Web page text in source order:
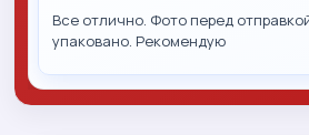
Все отлично. Фото перед
упаковано. Рекомендую